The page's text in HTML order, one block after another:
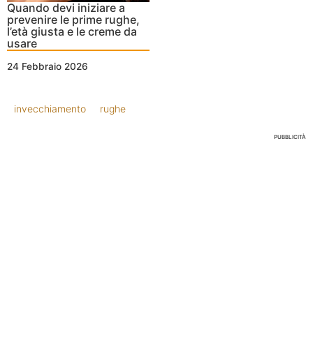
Quando devi iniziare a
prevenire le prime rughe,
l’età giusta e le creme da
usare
24 Febbraio 2026
invecchiamento rughe
PUBBLICITÀ